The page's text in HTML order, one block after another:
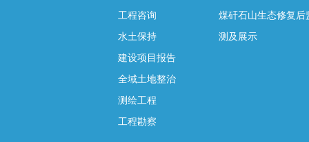
工程咨询
水土保持
建设项目报告
全域土地整治
测绘工程
工程勘察
煤矸石山生态修复后
测及展示